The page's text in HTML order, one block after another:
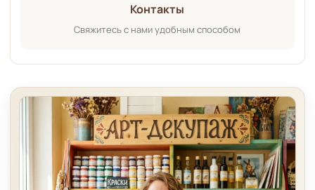
Контакты
Свяжитесь с нами удобным способом